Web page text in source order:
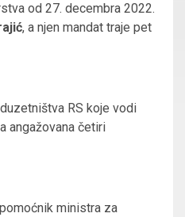
od 27. decembra 2022.
, a njen mandat traje pet
RS koje vodi
angažovana četiri
ministra za